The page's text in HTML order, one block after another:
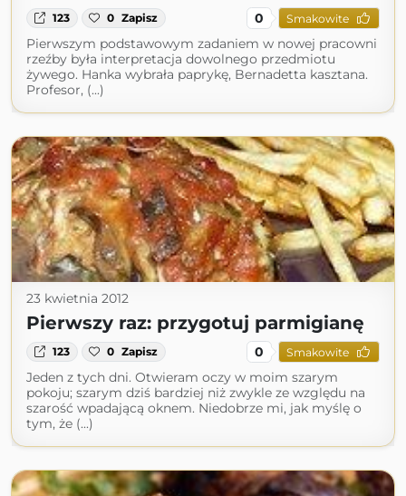
123 0 Zapisz 0 Smakowite
Pierwszym podstawowym zadaniem w nowej pracowni
rzeźby była interpretacja dowolnego przedmiotu
żywego. Hanka wybrała paprykę, Bernadetta kasztana.
Profesor, (...)
23 kwietnia 2012
Pierwszy raz: przygotuj parmigianę
123 0 Zapisz 0 Smakowite
Jeden z tych dni. Otwieram oczy w moim szarym
pokoju; szarym dziś bardziej niż zwykle ze względu na
szarość wpadającą oknem. Niedobrze mi, jak myślę o
tym, że (...)